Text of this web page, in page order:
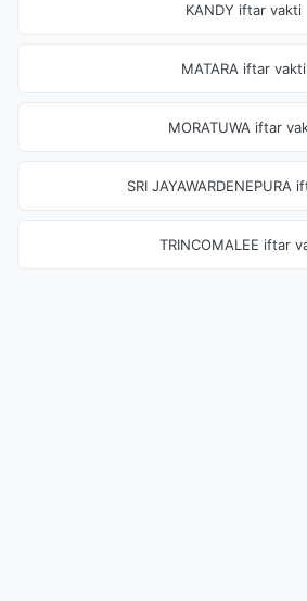
KANDY iftar vakti
MATARA iftar vakti
MORATUWA iftar
SRI JAYAWARDENEPURA
TRINCOMALEE iftar